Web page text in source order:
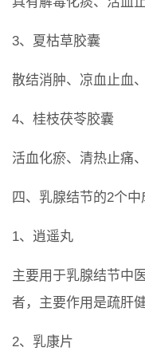
3、夏枯草胶囊
散结消肿、凉血止血
4、桂枝茯苓胶囊
活血化瘀、清热止痛
四、乳腺结节的2个中
1、逍遥丸
主要用于乳腺结节中
者，主要作用是疏肝
2、乳康片